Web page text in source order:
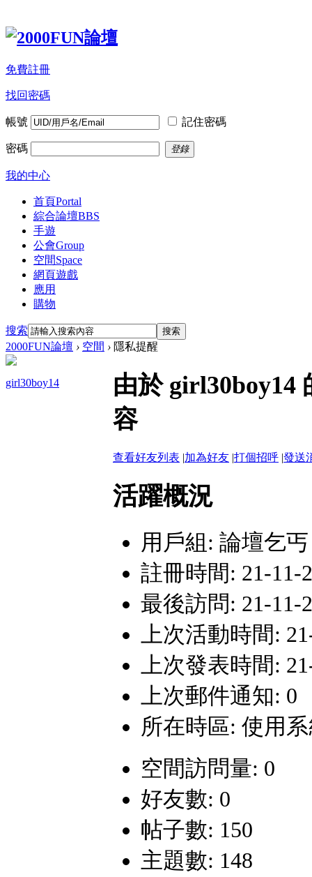
免費註冊
找回密碼
帳號 記住密碼
密碼 登錄
我的中心
首頁Portal
綜合論壇BBS
手遊
公會Group
空間Space
網頁遊戲
應用
購物
搜索 搜索
2000FUN論壇 › 空間 › 隱私提醒
girl30boy14
由於 girl30boy14
容
查看好友列表 |加為好友 |打個招呼 |發送
活躍概況
用戶組: 論壇乞丐
註冊時間: 21-11-
最後訪問: 21-11-
上次活動時間:
上次發表時間:
上次郵件通知: 0
所在時區: 使用
空間訪問量: 0
好友數: 0
帖子數: 150
主題數: 148